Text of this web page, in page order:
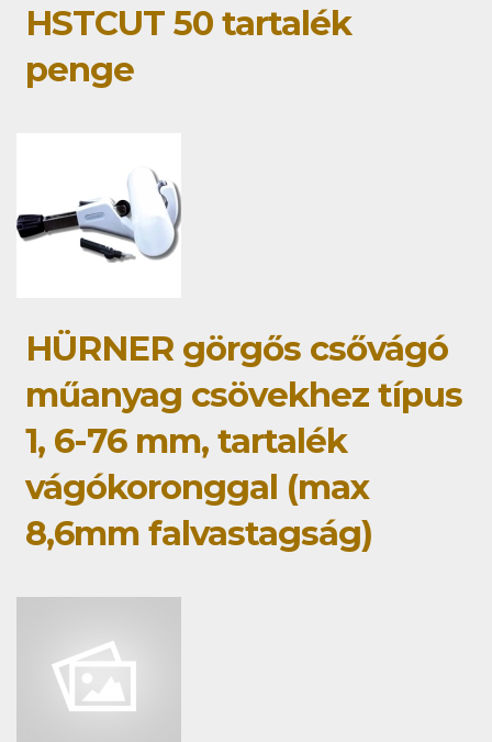
HSTCUT 50 tartalék
penge
HÜRNER görgős csővágó
műanyag csövekhez típus
1, 6-76 mm, tartalék
vágókoronggal (max
8,6mm falvastagság)